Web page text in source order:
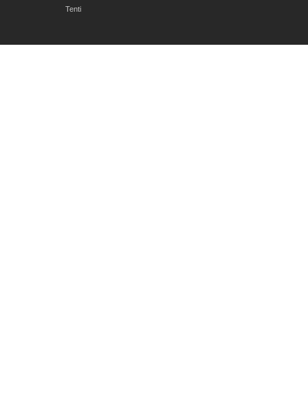
Tenti